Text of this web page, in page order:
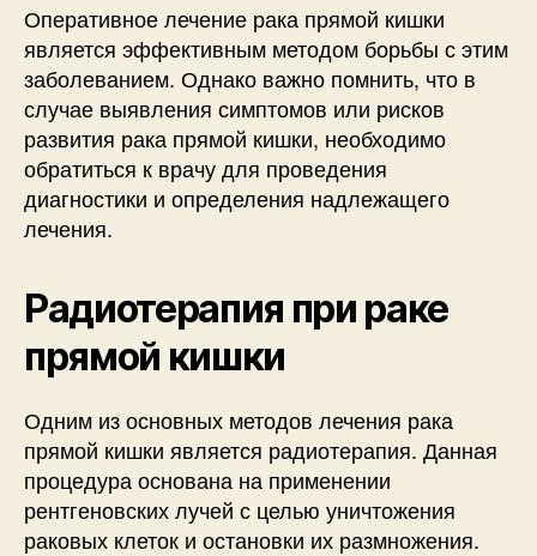
Оперативное лечение рака прямой кишки
является эффективным методом борьбы с этим
заболеванием. Однако важно помнить, что в
случае выявления симптомов или рисков
развития рака прямой кишки, необходимо
обратиться к врачу для проведения
диагностики и определения надлежащего
лечения.
Радиотерапия при раке
прямой кишки
Одним из основных методов лечения рака
прямой кишки является радиотерапия. Данная
процедура основана на применении
рентгеновских лучей с целью уничтожения
раковых клеток и остановки их размножения.